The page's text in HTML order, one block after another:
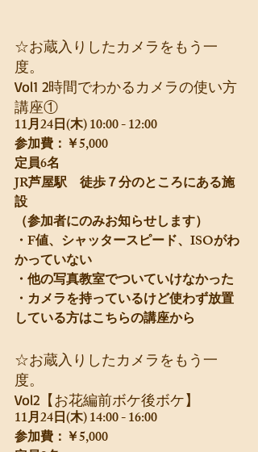
☆お蔵入りしたカメラをもう一
度。
Vol1 2時間でわかるカメラの使い方
講座①
11月24日(木) 10:00 - 12:00
参加費：￥5,000
定員6名
JR芦屋駅　徒歩７分のところにある施
設
（参加者にのみお知らせします）
・F値、シャッタースピード、ISOがわ
かっていない
・他の写真教室でついていけなかった
・カメラを持っているけど使わず放置
している方はこちらの講座から
☆お蔵入りしたカメラをもう一
度。
Vol2【お花編前ボケ後ボケ】
11月24日(木) 14:00 - 16:00
参加費：￥5,000